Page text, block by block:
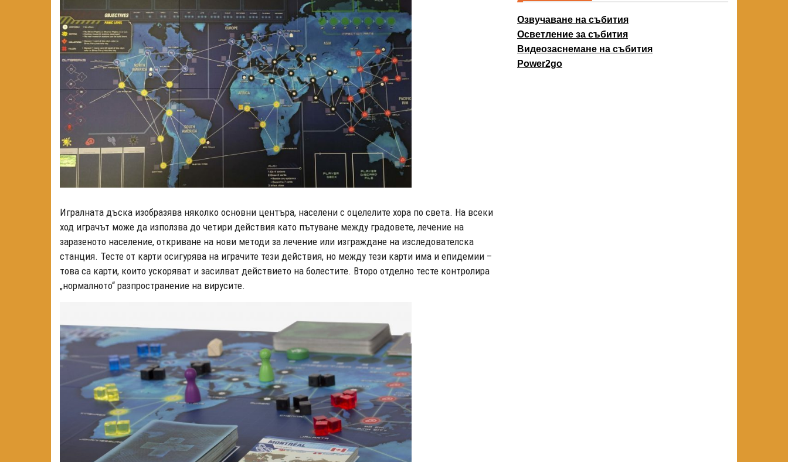
Игралната дъска изобразява няколко основни центъра, населени с оцелелите хора по света. На всеки
ход играчът може да използва до четири действия като пътуване между градовете, лечение на
заразеното население, откриване на нови методи за лечение или изграждане на изследователска
станция. Тесте от карти осигурява на играчите тези действия, но между тези карти има и епидемии –
това са карти, които ускоряват и засилват действието на болестите. Второ отделно тесте контролира
„нормалното“ разпространение на вирусите.
Озвучаване на събития
Осветление за събития
Видеозаснемане на събития
Power2go